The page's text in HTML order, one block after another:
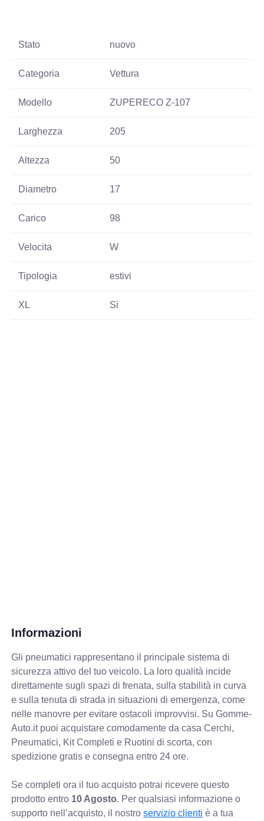
Stato nuovo
Categoria Vettura
Modello ZUPERECO Z-107
Larghezza 205
Altezza 50
Diametro 17
Carico 98
Velocita W
Tipologia estivi
XL Si
Informazioni
Gli pneumatici rappresentano il principale sistema di
sicurezza attivo del tuo veicolo. La loro qualità incide
direttamente sugli spazi di frenata, sulla stabilità in curva
e sulla tenuta di strada in situazioni di emergenza, come
nelle manovre per evitare ostacoli improvvisi. Su Gomme-
Auto.it puoi acquistare comodamente da casa Cerchi,
Pneumatici, Kit Completi e Ruotini di scorta, con
spedizione gratis e consegna entro 24 ore.
Se completi ora il tuo acquisto potrai ricevere questo
prodotto entro 10 Agosto. Per qualsiasi informazione o
supporto nell’acquisto, il nostroservizio clienti è a tua